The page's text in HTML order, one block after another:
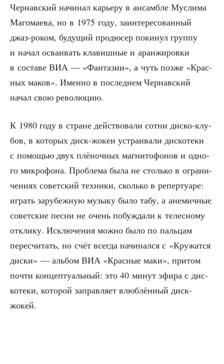
Чер­нав­ский начи­нал карье­ру в ансам­бле Мусли­ма
Маго­ма­е­ва, но в 1975 году, заин­те­ре­со­ван­ный
джаз-роком, буду­щий про­дю­сер поки­нул груп­пу
и начал осва­и­вать кла­виш­ные и аран­жи­ров­ки
в соста­ве ВИА — «Фан­та­зии», а чуть поз­же «Крас­
ных маков». Имен­но в послед­нем Чер­нав­ский
начал свою революцию.
К 1980 году в стране дей­ство­ва­ли сот­ни дис­ко-клу­
бов, в кото­рых диск-жокеи устра­и­ва­ли дис­ко­те­ки
с помо­щью двух плё­ноч­ных маг­ни­то­фо­нов и одно­
го мик­ро­фо­на. Про­бле­ма была не столь­ко в огра­ни­
че­ни­ях совет­ский тех­ни­ки, сколь­ко в репер­ту­а­ре:
играть зару­беж­ную музы­ку было табу, а ане­мич­ные
совет­ские пес­ни не очень побуж­да­ли к телес­но­му
откли­ку. Исклю­че­ния мож­но было по паль­цам
пере­счи­тать, но счёт все­гда начи­нал­ся с «Кру­жат­ся
дис­ки» — аль­бом ВИА «Крас­ные маки», при­том
почти кон­цеп­ту­аль­ный: это 40 минут эфи­ра с дис­
ко­те­ки, кото­рой заправ­ля­ет влюб­лён­ный диск-
жокей.